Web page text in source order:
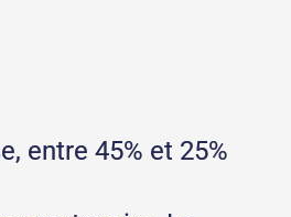
entre 45% et 25%